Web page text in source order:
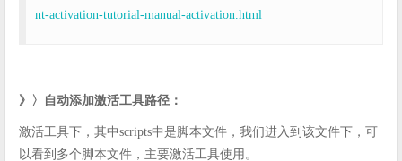
nt-activation-tutorial-manual-activation.html
》〉自动添加激活工具路径：
激活工具下，其中scripts中是脚本文件，我们进入到该文件下，可
以看到多个脚本文件，主要激活工具使用。